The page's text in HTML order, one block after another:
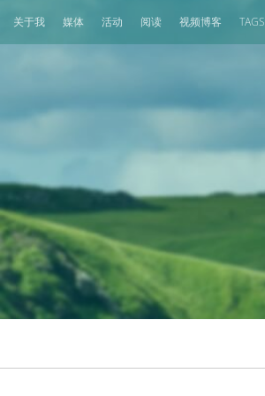
关于我 媒体 活动 阅读 视频博客 TAGS